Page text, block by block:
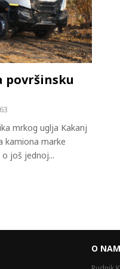
površinsku
mrkog uglja Kakanj
kamiona marke
još jednoj...
O